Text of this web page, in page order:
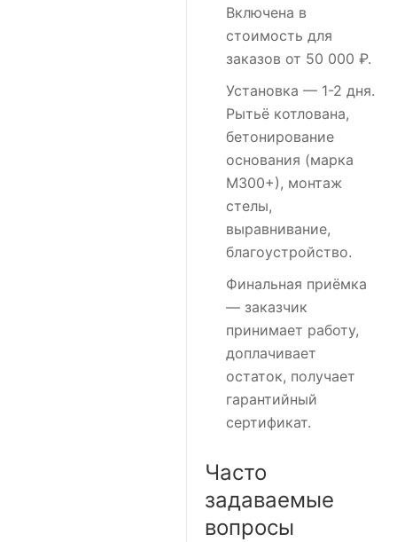
Включена в
стоимость для
заказов от 50 000 ₽.
Установка — 1-2 дня.
Рытьё котлована,
бетонирование
основания (марка
М300+), монтаж
стелы,
выравнивание,
благоустройство.
Финальная приёмка
— заказчик
принимает работу,
доплачивает
остаток, получает
гарантийный
сертификат.
Часто
задаваемые
вопросы